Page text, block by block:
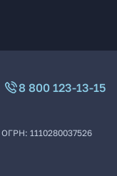
8 800 123-13-15
ОГРН: 1110280037526